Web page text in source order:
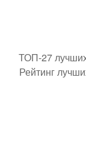
ТОП-27
Рейтинг